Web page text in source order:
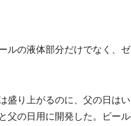
の液体部分だけでなく、
り上がるのに、父の日は
父の日用に開発した。ビー